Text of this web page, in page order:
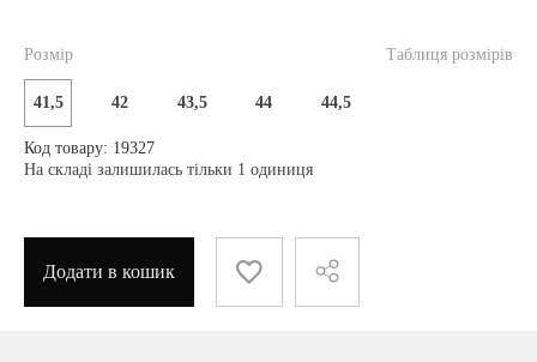
Таблиця розмірів
Розмір
41,5 42 43,5 44 44,5
Код товару: 19327
На складі залишилась тільки 1 одиниця
Додати в кошик